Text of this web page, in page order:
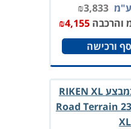
₪3,833
והרכבה
₪4,155
ורכישה
4 צמיגי רייקן במבצע RIKEN XL
Road Terrain
XL